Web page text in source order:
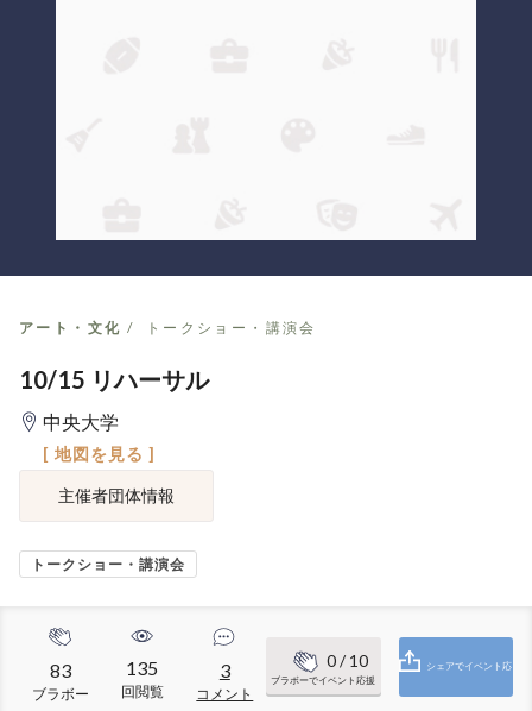
アート・文化 トークショー・講演会
10/15 リハーサル
中央大学
[ 地図を見る ]
主催者団体情報
トークショー・講演会
83
ブラボー
135
回閲覧
3
コメント
0/ 10
ブラボーでイベント応援
シェアでイベント応